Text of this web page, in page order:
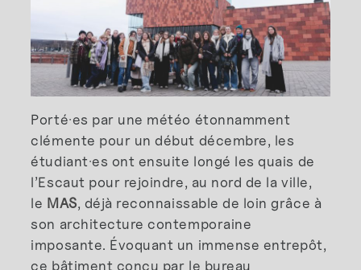
Porté·es par une météo étonnamment
clémente pour un début décembre, les
étudiant·es ont ensuite longé les quais de
l’Escaut pour rejoindre, au nord de la ville,
le MAS, déjà reconnaissable de loin grâce à
son architecture contemporaine
imposante. Évoquant un immense entrepôt,
ce bâtiment conçu par le bureau